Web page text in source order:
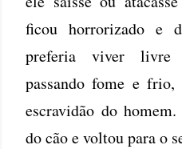
ficou horrorizado e
preferia viver livre
passando fome e
escravidão do
do cão e voltou para o